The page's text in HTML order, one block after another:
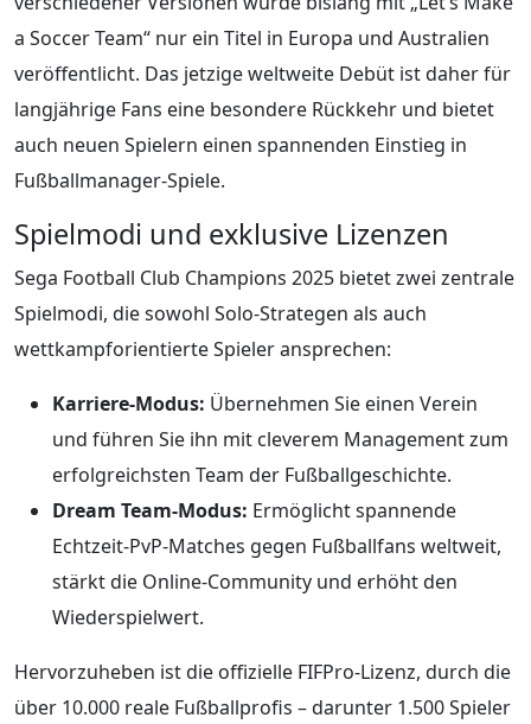
a Soccer Team“ nur ein Titel in Europa und Australien
veröffentlicht. Das jetzige weltweite Debüt ist daher für
langjährige Fans eine besondere Rückkehr und bietet
auch neuen Spielern einen spannenden Einstieg in
Fußballmanager-Spiele.
Spielmodi und exklusive Lizenzen
Sega Football Club Champions 2025 bietet zwei zentrale
Spielmodi, die sowohl Solo-Strategen als auch
wettkampforientierte Spieler ansprechen:
Karriere-Modus: Übernehmen Sie einen Verein
und führen Sie ihn mit cleverem Management zum
erfolgreichsten Team der Fußballgeschichte.
Dream Team-Modus: Ermöglicht spannende
Echtzeit-PvP-Matches gegen Fußballfans weltweit,
stärkt die Online-Community und erhöht den
Wiederspielwert.
Hervorzuheben ist die offizielle FIFPro-Lizenz, durch die
über 10.000 reale Fußballprofis – darunter 1.500 Spieler